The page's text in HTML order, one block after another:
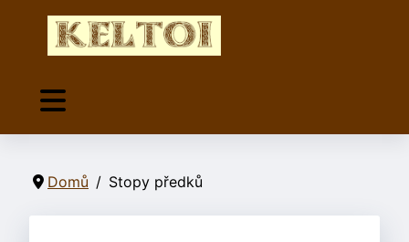
Domů Stopy předků